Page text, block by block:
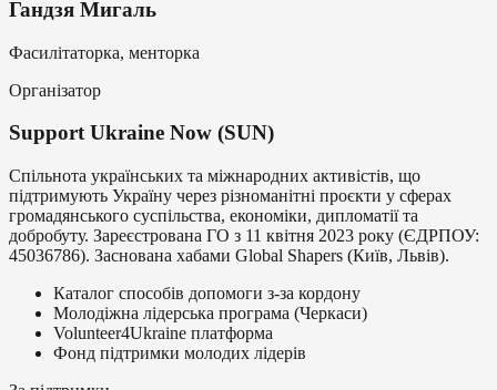
Гандзя Мигаль
Фасилітаторка, менторка
Організатор
Support Ukraine Now (SUN)
Спільнота українських та міжнародних активістів, що
підтримують Україну через різноманітні проєкти у сферах
громадянського суспільства, економіки, дипломатії та
добробуту. Зареєстрована ГО з 11 квітня 2023 року (ЄДРПОУ:
45036786). Заснована хабами Global Shapers (Київ, Львів).
Каталог способів допомоги з-за кордону
Молодіжна лідерська програма (Черкаси)
Volunteer4Ukraine платформа
Фонд підтримки молодих лідерів